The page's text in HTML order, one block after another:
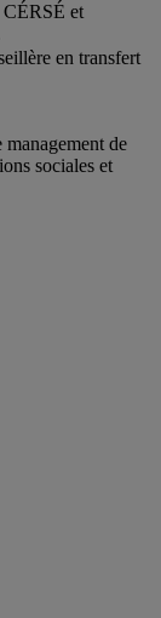
CÉRSÉ et
en transfert
management de
sociales et